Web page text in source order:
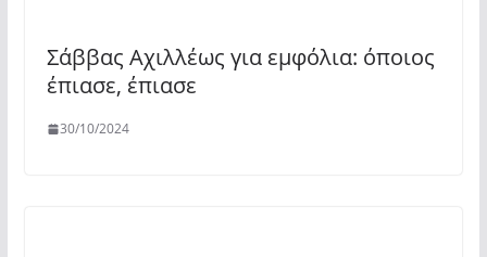
Σάββας Αχιλλέως για εμφόλια: όποιος
έπιασε, έπιασε
30/10/2024